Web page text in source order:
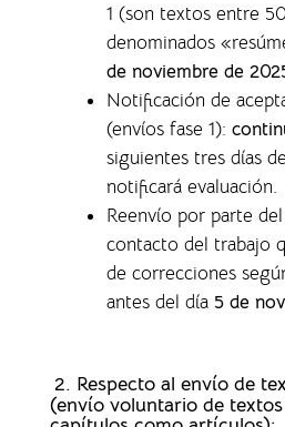
1 (son textos entre
denominados
de noviembre de
Notificación de
(envíos fase 1):
siguientes tres días
notificará evaluación.
Reenvío por parte
contacto del trabajo
de correcciones
antes del día 5 de
2. Respecto al envío de
(envío voluntario de